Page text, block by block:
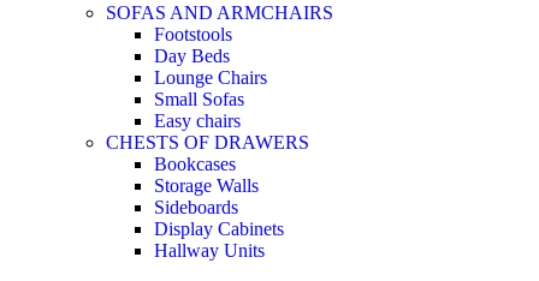
SOFAS AND ARMCHAIRS
Footstools
Day Beds
Lounge Chairs
Small Sofas
Easy chairs
CHESTS OF DRAWERS
Bookcases
Storage Walls
Sideboards
Display Cabinets
Hallway Units